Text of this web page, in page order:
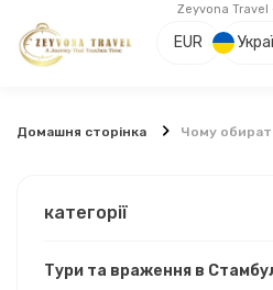
Zeyvona Travel
EUR
Домашня сторінка Чому
категорії
Тури та враження в